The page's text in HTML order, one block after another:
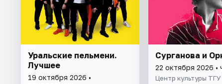
Уральские пельмени.
Лучшее
19 октября 2026 •
Сурганова и
22 октября 2026 •
Центр культуры ТГУ